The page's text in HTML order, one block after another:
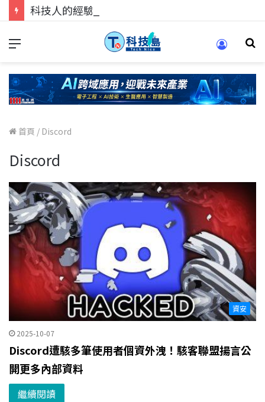
首頁 / Discord
Discord
資安
2025-10-07
Discord遭駭多筆使用者個資外洩！駭客聯盟揚言公
開更多內部資料
繼續閱讀